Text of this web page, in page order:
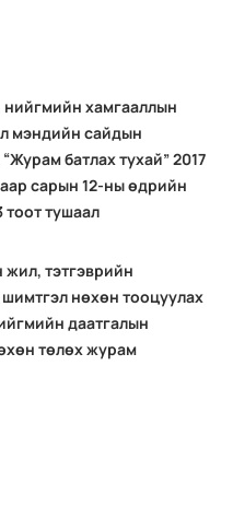
хамгааллын
мэндийн сайдын
батлах тухай” 2017
сарын 12-ны өдрийн
тушаал
тэтгэврийн
нөхөн тооцуулах
даатгалын
төлөх журам